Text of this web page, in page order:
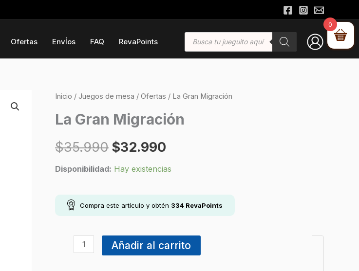
Ofertas EnvÍos FAQ RevaPoints
Búsqueda
productos
Inicio / Juegos de mesa / Ofertas / La Gran Migración
La Gran Migración
$35.990
El
precio
original
era:
$35.990.
$32.990
El
precio
es:
$32.990.
Disponibilidad: Hay existencias
Compra este artículo y obtén 334 RevaPoints
La
Migración
cantidad
Añadir al carrito
0